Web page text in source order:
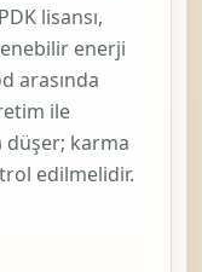
lisansı,
enerji
arasında
ile
düşer; karma
edilmelidir.